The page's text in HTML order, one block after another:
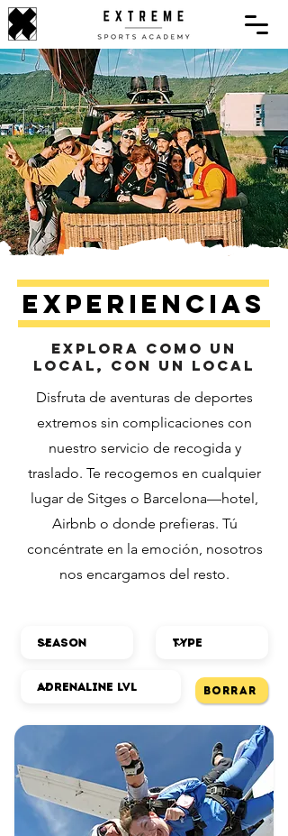
Experiencias
Explora como un
local, con un local
Disfruta de aventuras de deportes
extremos sin complicaciones con
nuestro servicio de recogida y
traslado. Te recogemos en cualquier
lugar de Sitges o Barcelona—hotel,
Airbnb o donde prefieras. Tú
concéntrate en la emoción, nosotros
nos encargamos del resto.
Borrar